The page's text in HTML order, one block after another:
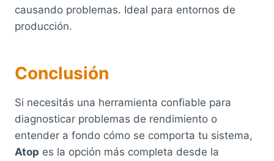
causando problemas. Ideal para entornos de
producción.
Conclusión
Si necesitás una herramienta confiable para
diagnosticar problemas de rendimiento o
entender a fondo cómo se comporta tu sistema,
Atop es la opción más completa desde la